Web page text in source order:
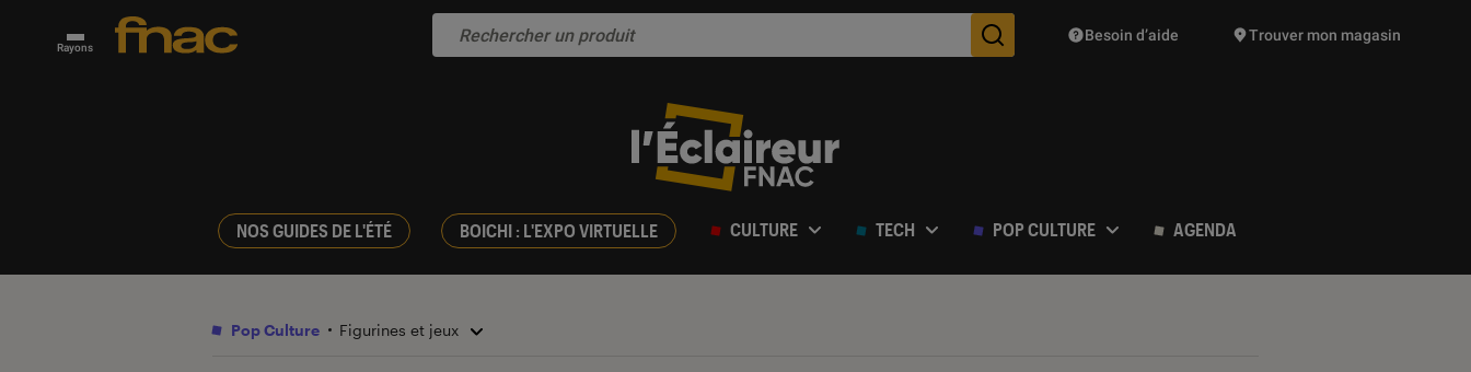
Rayons Des suggestions de produits vont vous être proposées
Besoin d’aide Trouver mon magasin
NOS GUIDES DE L'ÉTÉ BOICHI : L'EXPO VIRTUELLE CULTURE TECH POP CULTURE AGENDA
Pop Culture Figurines et jeux